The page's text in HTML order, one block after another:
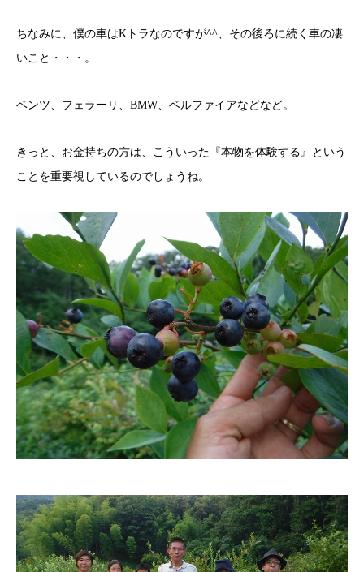
ちなみに、僕の車はKトラなのですが^^、その後ろに続く車の凄
いこと・・・。
ベンツ、フェラーリ、BMW、ベルファイアなどなど。
きっと、お金持ちの方は、こういった『本物を体験する』という
ことを重要視しているのでしょうね。